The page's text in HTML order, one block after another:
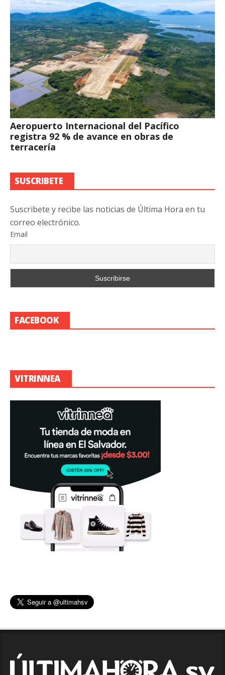
Aeropuerto Internacional del Pacífico
registra 92 % de avance en obras de
terracería
SUSCRIBETE
Suscribete y recibe las noticias de Última Hora en tu
correo electrónico.
Email
FACEBOOK
VITRINNEA